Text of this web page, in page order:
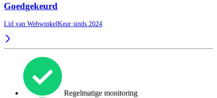
Goedgekeurd
Lid van WebwinkelKeur sinds 2024
Regelmatige monitoring